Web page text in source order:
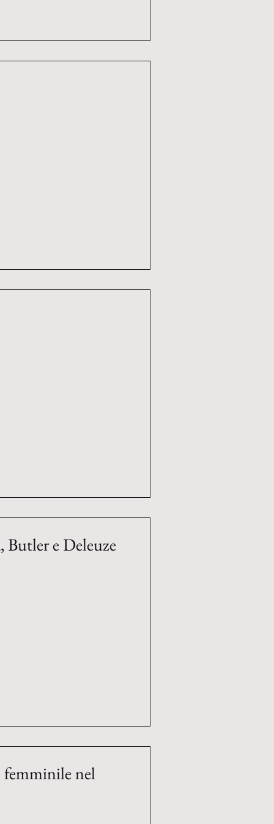
Butler e Deleuze
femminile nel